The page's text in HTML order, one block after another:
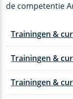
de competentie
Trainingen &
Trainingen &
Trainingen &